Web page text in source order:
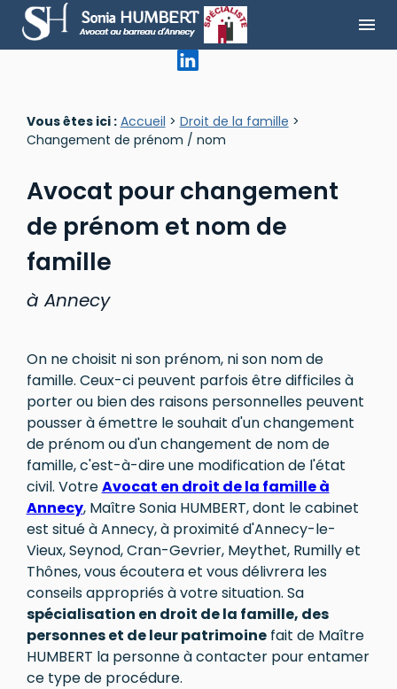
menu
Vous êtes ici : Accueil > Droit de la famille >
Changement de prénom / nom
Avocat pour changement
de prénom et nom de
famille
à Annecy
On ne choisit ni son prénom, ni son nom de
famille. Ceux-ci peuvent parfois être difficiles à
porter ou bien des raisons personnelles peuvent
pousser à émettre le souhait d'un changement
de prénom ou d'un changement de nom de
famille, c'est-à-dire une modification de l'état
civil. VotreAvocat en droit de la famille à
Annecy, Maître Sonia HUMBERT, dont le cabinet
est situé à Annecy, à proximité d'Annecy-le-
Vieux, Seynod, Cran-Gevrier, Meythet, Rumilly et
Thônes, vous écoutera et vous délivrera les
conseils appropriés à votre situation. Sa
spécialisation en droit de la famille, des
personnes et de leur patrimoinefait de Maître
HUMBERT la personne à contacter pour entamer
ce type de procédure.
Panneau de gestion des cookies